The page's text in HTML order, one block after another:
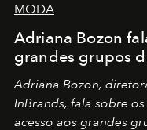
MODA
Adriana Bozon
grandes grupos
Adriana Bozon,
InBrands, fala sobre
acesso aos grandes